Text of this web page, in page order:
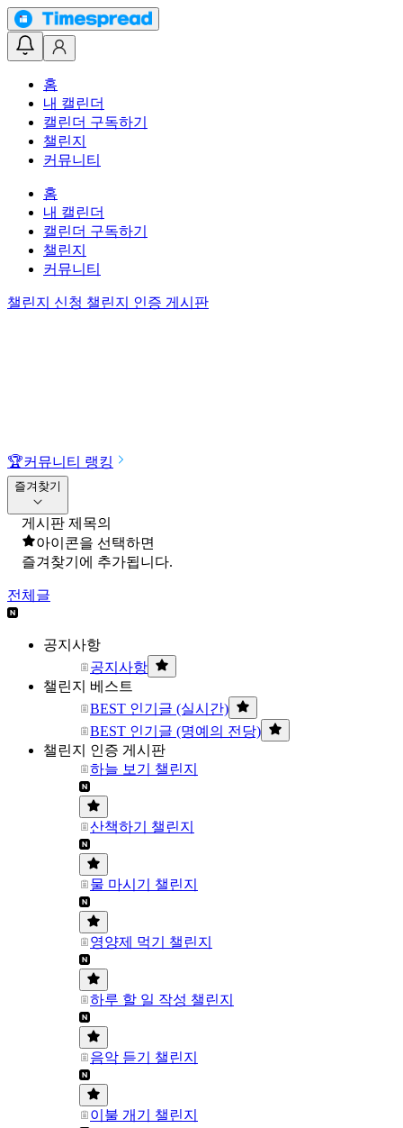
홈
내 캘린더
캘린더 구독하기
챌린지
커뮤니티
홈
내 캘린더
캘린더 구독하기
챌린지
커뮤니티
챌린지 신청 챌린지 인증 게시판
🏆커뮤니티 랭킹
즐겨찾기
게시판 제목의
아이콘을 선택하면
즐겨찾기에 추가됩니다.
전체글
공지사항
공지사항
챌린지 베스트
BEST 인기글 (실시간)
BEST 인기글 (명예의 전당)
챌린지 인증 게시판
하늘 보기 챌린지
산책하기 챌린지
물 마시기 챌린지
영양제 먹기 챌린지
하루 할 일 작성 챌린지
음악 듣기 챌린지
이불 개기 챌린지